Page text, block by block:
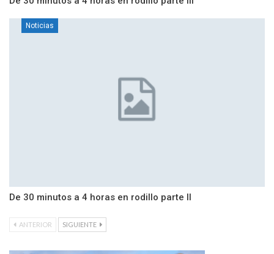
Noticias
De 30 minutos a 4 horas en rodillo parte II
ANTERIOR SIGUIENTE